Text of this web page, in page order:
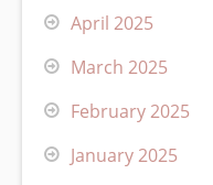
April 2025
March 2025
February 2025
January 2025